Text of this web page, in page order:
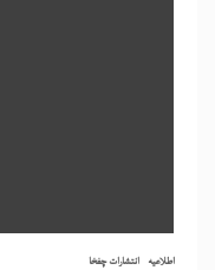
اطلاعیه انتشارات چفخا